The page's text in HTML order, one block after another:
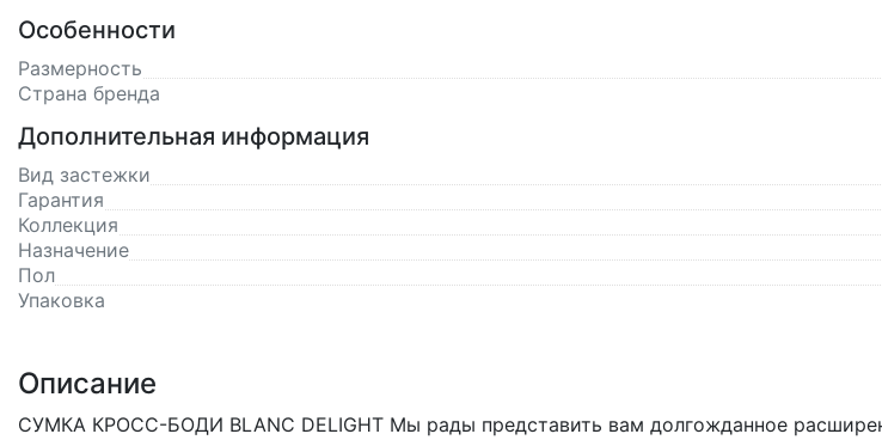
Особенности
Размерность
Страна бренда
Дополнительная информация
Вид застежки
Гарантия
Коллекция
Назначение
Пол
Упаковка
Описание
СУМКА КРОСС-БОДИ BLANC DELIGHT Мы рады представить вам долгожданное